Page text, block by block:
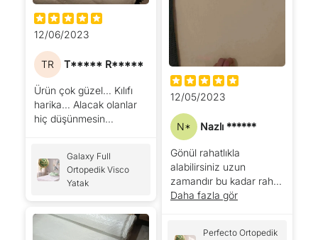
12/06/2023
TR T***** R*****
Ürün çok güzel… Kılıfı
harika… Alacak olanlar
hiç düşünmesin…
Galaxy Full
Ortopedik Visco
Yatak
12/05/2023
N* Nazlı ******
Gönül rahatlıkla
alabilirsiniz uzun
zamandır bu kadar rahat
uyumamıştım
Daha fazla gör
Perfecto Ortopedik